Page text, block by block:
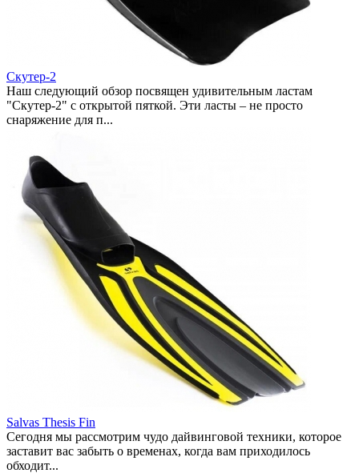
Скутер-2
Наш следующий обзор посвящен удивительным ластам
"Скутер-2" с открытой пяткой. Эти ласты – не просто
снаряжение для п...
Salvas Thesis Fin
Сегодня мы рассмотрим чудо дайвинговой техники, которое
заставит вас забыть о временах, когда вам приходилось
обходит...